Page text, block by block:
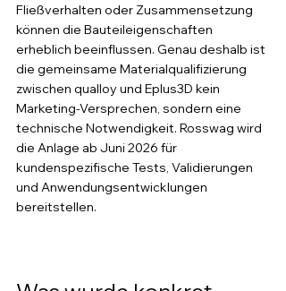
Fließverhalten oder Zusammensetzung
können die Bauteileigenschaften
erheblich beeinflussen. Genau deshalb ist
die gemeinsame Materialqualifizierung
zwischen qualloy und Eplus3D kein
Marketing-Versprechen, sondern eine
technische Notwendigkeit. Rosswag wird
die Anlage ab Juni 2026 für
kundenspezifische Tests, Validierungen
und Anwendungsentwicklungen
bereitstellen.